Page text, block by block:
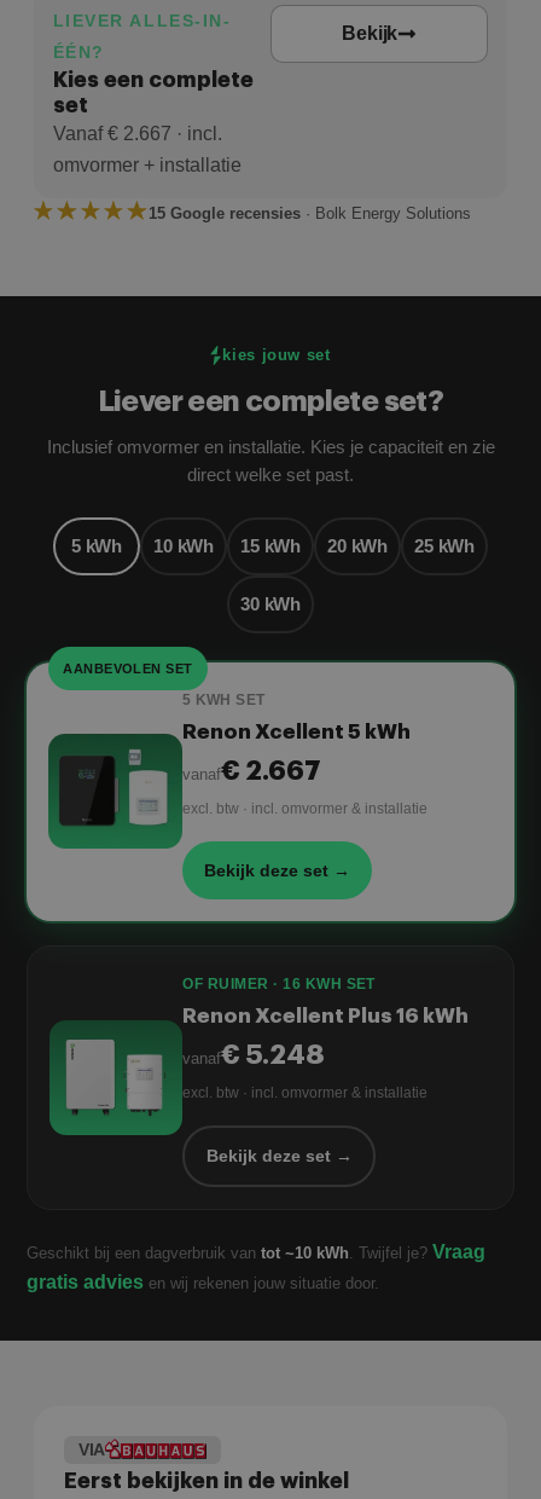
LIEVER ALLES-IN-
ÉÉN?
Kies een complete
set
Vanaf € 2.667 · incl.
omvormer + installatie
Bekijk
15 Google recensies· Bolk Energy Solutions
kies jouw set
Liever een complete set?
Inclusief omvormer en installatie. Kies je capaciteit en zie
direct welke set past.
5 kWh 10 kWh 15 kWh 20 kWh 25 kWh
30 kWh
AANBEVOLEN SET
5 KWH SET
Renon Xcellent 5 kWh
vanaf€ 2.667
excl. btw · incl. omvormer & installatie
Bekijk deze set →
OF RUIMER · 16 KWH SET
Renon Xcellent Plus 16 kWh
vanaf€ 5.248
excl. btw · incl. omvormer & installatie
Bekijk deze set →
Geschikt bij een dagverbruik vantot ~10 kWh . Twijfel je? Vraag
gratis advies en wij rekenen jouw situatie door.
VIA
Eerst bekijken in de winkel